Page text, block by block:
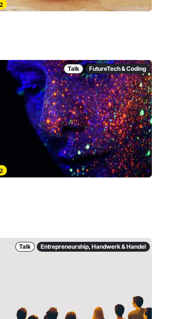
Talk FutureTech & Coding
Talk Entrepreneurship, Handwerk & Handel